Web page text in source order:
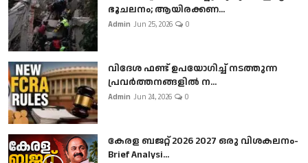
ഭൂചലനം; ആയിരക്കണ...
Admin Jun 25, 2026 0
വിദേശ ഫണ്ട് ഉപയോഗിച്ച് നടത്തുന്ന
പ്രവർത്തനങ്ങളിൽ ന...
Admin Jun 24, 2026 0
കേരള ബജറ്റ് 2026 2027 ഒരു വിശകലനം-
Brief Analysi...